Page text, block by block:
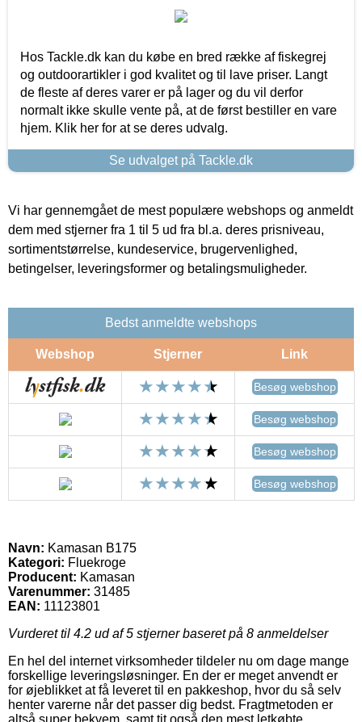
Hos Tackle.dk kan du købe en bred række af fiskegrej
og outdoorartikler i god kvalitet og til lave priser. Langt
de fleste af deres varer er på lager og du vil derfor
normalt ikke skulle vente på, at de først bestiller en vare
hjem. Klik her for at se deres udvalg.
Se udvalget på Tackle.dk
Vi har gennemgået de mest populære webshops og anmeldt
dem med stjerner fra 1 til 5 ud fra bl.a. deres prisniveau,
sortimentstørrelse, kundeservice, brugervenlighed,
betingelser, leveringsformer og betalingsmuligheder.
Bedst anmeldte webshops
Webshop Stjerner Link
Besøg webshop
Besøg webshop
Besøg webshop
Besøg webshop
Navn: Kamasan B175
Kategori: Fluekroge
Producent: Kamasan
Varenummer: 31485
EAN: 11123801
Vurderet til 4.2 ud af 5 stjerner baseret på 8 anmeldelser
En hel del internet virksomheder tildeler nu om dage mange
forskellige leveringsløsninger. En der er meget anvendt er
for øjeblikket at få leveret til en pakkeshop, hvor du så selv
henter varerne når det passer dig bedst. Fragtmetoden er
altså super bekvem, samt tit også den mest letkøbte